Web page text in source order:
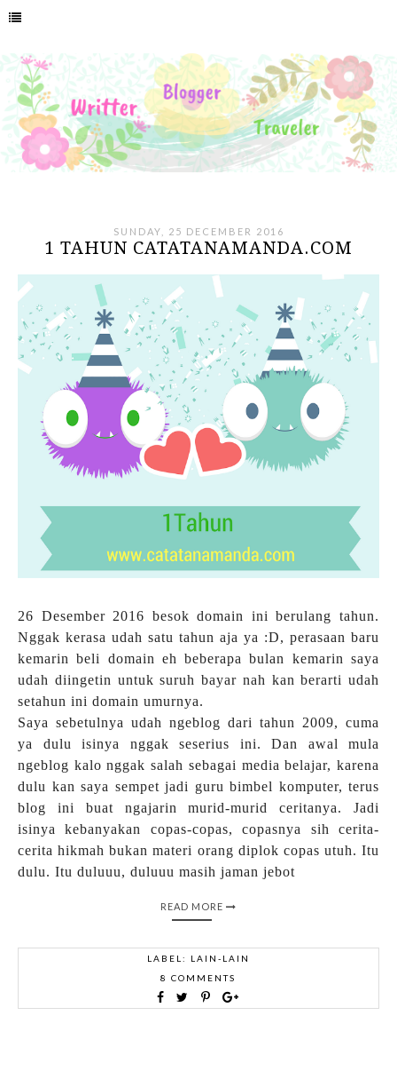
SUNDAY, 25 DECEMBER 2016
1 TAHUN CATATANAMANDA.COM
26 Desember 2016 besok domain ini berulang tahun.
Nggak kerasa udah satu tahun aja ya :D, perasaan baru
kemarin beli domain eh beberapa bulan kemarin saya
udah diingetin untuk suruh bayar nah kan berarti udah
setahun ini domain umurnya.
Saya sebetulnya udah ngeblog dari tahun 2009, cuma
ya dulu isinya nggak seserius ini. Dan awal mula
ngeblog kalo nggak salah sebagai media belajar, karena
dulu kan saya sempet jadi guru bimbel komputer, terus
blog ini buat ngajarin murid-murid ceritanya. Jadi
isinya kebanyakan copas-copas, copasnya sih cerita-
cerita hikmah bukan materi orang diplok copas utuh. Itu
dulu. Itu duluuu, duluuu masih jaman jebot
READ MORE
LABEL: LAIN-LAIN
8 COMMENTS